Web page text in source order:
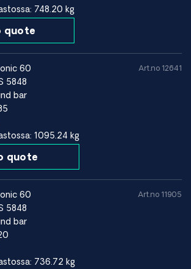
, jos tarvitset teknistä neuvontaa tai
sinua löytämään oikean materiaalin
materiaalien asiantuntijaltasi
toimituksella.
sertifioitu laadunhallinta
standardin EN 10204 3.1 mukaisesti
, ASME-, AMS- ja kansainvälisten
Euroopasta
748.20 kg
quote
60
5848
bar
1095.24 kg
quote
Art.no 12641
60
5848
bar
736.72 kg
Art.no 11905